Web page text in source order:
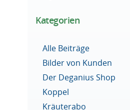
Kategorien
Alle Beiträge
Bilder von Kunden
Der Deganius Shop
Koppel
Kräuterabo